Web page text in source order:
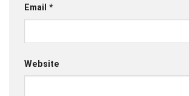
Email *
Website